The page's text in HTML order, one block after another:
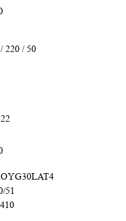
220 / 50
51